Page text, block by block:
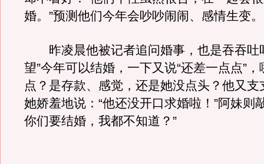
婚。”预测他们今年会吵吵闹闹、感情生变。
昨凌晨他被记者追问婚事，也是吞吞吐
望”今年可以结婚，一下又说“还差一点点”
点？是存款、感觉，还是她没点头？他又支
她娇羞地说：“他还没开口求婚啦！”阿妹则
你们要结婚，我都不知道？”